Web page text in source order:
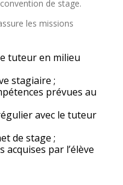
de stage.
les missions
tuteur en milieu
stagiaire ;
prévues au
avec le tuteur
de stage ;
acquises par l’élève